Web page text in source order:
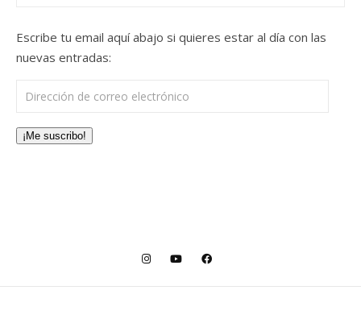
Escribe tu email aquí abajo si quieres estar al día con las
nuevas entradas:
Dirección de correo electrónico
¡Me suscribo!